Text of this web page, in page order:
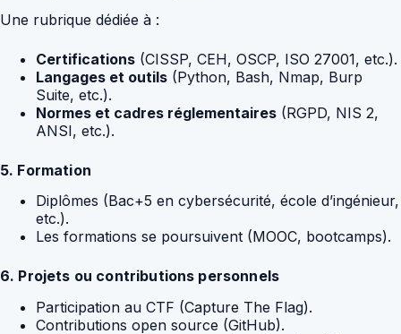
Une rubrique dédiée à :
Certifications (CISSP, CEH, OSCP, ISO 27001, etc.).
Langages et outils (Python, Bash, Nmap, Burp
Suite, etc.).
Normes et cadres réglementaires (RGPD, NIS 2,
ANSI, etc.).
5. Formation
Diplômes (Bac+5 en cybersécurité, école d’ingénieur,
etc.).
Les formations se poursuivent (MOOC, bootcamps).
6. Projets ou contributions personnels
Participation au CTF (Capture The Flag).
Contributions open source (GitHub).